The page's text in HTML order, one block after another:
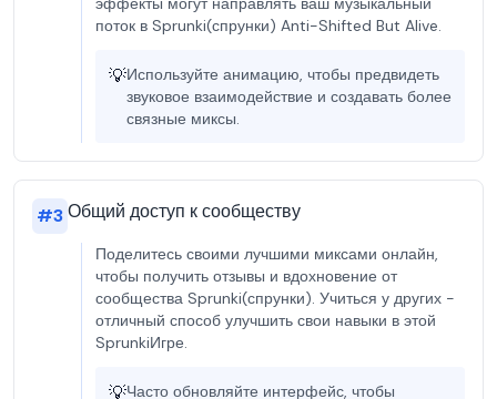
поток в Sprunki(спрунки) Anti-Shifted But Alive.
💡Используйте анимацию, чтобы предвидеть
звуковое взаимодействие и создавать более
связные миксы.
#3Общий доступ к сообществу
Поделитесь своими лучшими миксами онлайн,
чтобы получить отзывы и вдохновение от
сообщества Sprunki(спрунки). Учиться у других -
отличный способ улучшить свои навыки в этой
SprunkiИгре.
💡Часто обновляйте интерфейс, чтобы